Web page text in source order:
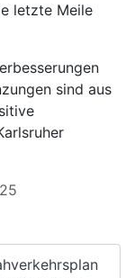
letzte Meile
sind aus